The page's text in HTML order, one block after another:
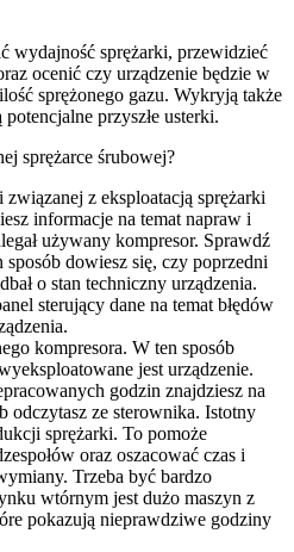
wydajność sprężarki, przewidzieć
ocenić czy urządzenie będzie w
sprężonego gazu. Wykryją także
przyszłe usterki.
sprężarce śrubowej?
z eksploatacją sprężarki
informacje na temat napraw i
używany kompresor. Sprawdź
dowiesz się, czy poprzedni
o stan techniczny urządzenia.
sterujący dane na temat błędów
kompresora. W ten sposób
jest urządzenie.
godzin znajdziesz na
odczytasz ze sterownika. Istotny
sprężarki. To pomoże
oraz oszacować czas i
Trzeba być bardzo
wtórnym jest dużo maszyn z
pokazują nieprawdziwe godziny